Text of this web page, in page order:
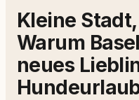
Kleine
Warum
neues